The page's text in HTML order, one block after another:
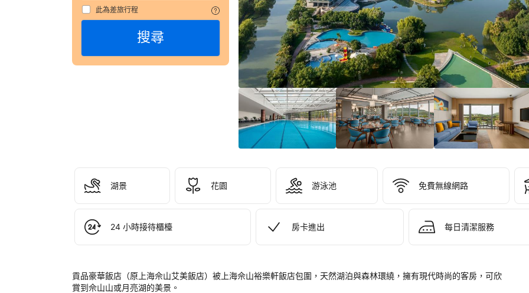
此為差旅行程
搜尋
料，
包
括
電
話
號
碼
和
地
址，
都
列
預
認
您
戶
湖景 花園 游泳池 免費無線網路
24 小時接待櫃檯 房卡進出 每日清潔服務
貢品豪華飯店（原上海佘山艾美飯店）被上海佘山裕樂軒飯店包圍，天然湖泊與森林環繞，擁有現代時尚的客房，可欣
賞到佘山山或月亮湖的美景。